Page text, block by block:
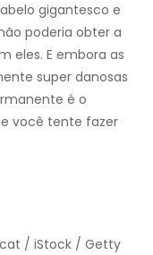
gigantesco e
poderia obter a
eles. E embora as
super danosas
é o
você tente fazer
/ iStock / Getty